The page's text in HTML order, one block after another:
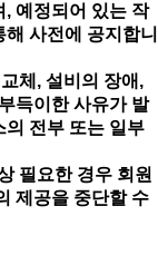
, 예정되어 있는 작
사전에 공지합니
체, 설비의 장애,
득이한 사유가 발
의 전부 또는 일부
필요한 경우 회원
제공을 중단할 수